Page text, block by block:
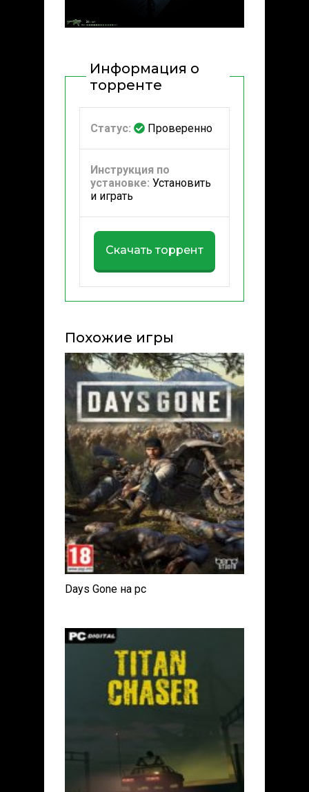
Информация о
торренте
Статус: Проверенно
Инструкция по
установке: Установить
и играть
Скачать торрент
Похожие игры
Days Gone на pc